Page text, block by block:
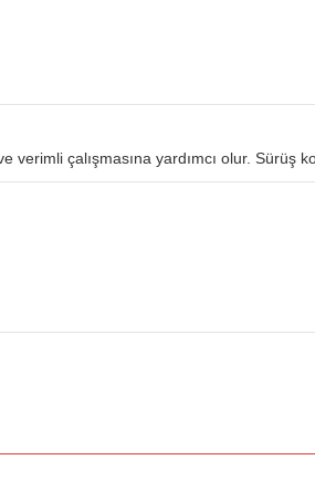
çalışmasına yardımcı olur. Sürüş